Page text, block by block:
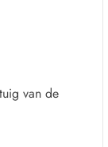
van de